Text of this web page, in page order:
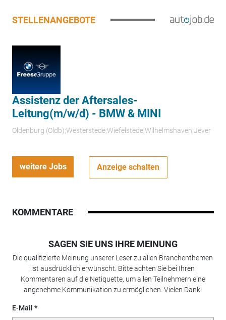
STELLENANGEBOTE
Assistenz der Aftersales-
Leitung(m/w/d) - BMW & MINI
Oldenburg (Oldb);Westerstede;Wiefelstede;Wilhelmshaven;Jever
weitere Jobs Anzeige schalten
KOMMENTARE
SAGEN SIE UNS IHRE MEINUNG
Die qualifizierte Meinung unserer Leser zu allen Branchenthemen
ist ausdrücklich erwünscht. Bitte achten Sie bei Ihren
Kommentaren auf die Netiquette, um allen Teilnehmern eine
angenehme Kommunikation zu ermöglichen. Vielen Dank!
E-Mail